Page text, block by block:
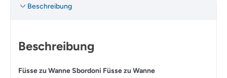
Beschreibung
Beschreibung
Füsse zu Wanne Sbordoni Füsse zu Wanne